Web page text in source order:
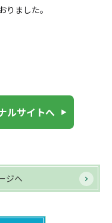
ました。
ルサイトへ
ジへ